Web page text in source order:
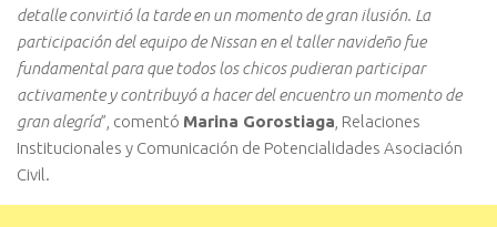
detalle convirtió la tarde en un momento de gran ilusión. La
participación del equipo de Nissan en el taller navideño fue
fundamental para que todos los chicos pudieran participar
activamente y contribuyó a hacer del encuentro un momento de
gran alegría”, comentó Marina Gorostiaga , Relaciones
Institucionales y Comunicación de Potencialidades Asociación
Civil.